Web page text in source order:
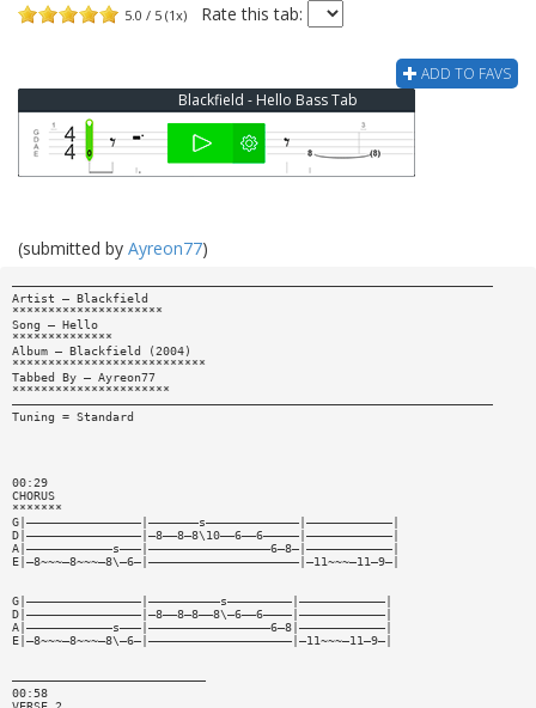
5.0 / 5 (1x) Rate this tab:
ADD TO FAVS
Blackfield - Hello Bass Tab
(submitted by Ayreon77)
———————————————————————————————————————————————————————————————————
Artist — Blackfield
*********************
Song — Hello
**************
Album — Blackfield (2004)
***************************
Tabbed By — Ayreon77
**********************
———————————————————————————————————————————————————————————————————
Tuning = Standard
00:29
CHORUS
*******
G|————————————————|———————s—————————————|————————————|
D|————————————————|—8——8—8\10——6——6—————|————————————|
A|————————————s———|—————————————————6—8—|————————————|
E|—8~~~—8~~~—8\—6—|—————————————————————|—11~~~—11—9—|
G|————————————————|——————————s—————————|————————————|
D|————————————————|—8——8—8——8\—6——6————|————————————|
A|————————————s———|—————————————————6—8|————————————|
E|—8~~~—8~~~—8\—6—|————————————————————|—11~~~—11—9—|
———————————————————————————
00:58